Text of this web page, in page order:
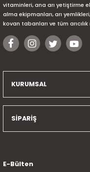
vitaminleri, ana arı yetiştirme
alma ekipmanları, arı
kovan tabanları ve tüm
KURUMSAL
SİPARİŞ
E-Bülten